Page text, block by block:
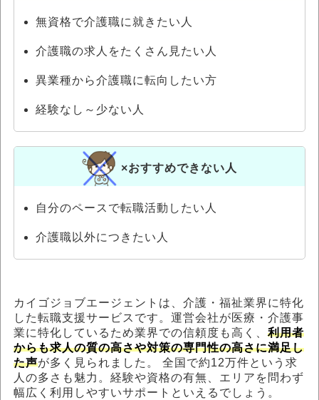
無資格で介護職に就きたい人
介護職の求人をたくさん見たい人
異業種から介護職に転向したい方
経験なし～少ない人
×おすすめできない人
自分のペースで転職活動したい人
介護職以外につきたい人
カイゴジョブエージェントは、介護・福祉業界に特化
した転職支援サービスです。運営会社が医療・介護事
業に特化しているため業界での信頼度も高く、 利用者
からも求人の質の高さや対策の専門性の高さに満足し
た声が多く見られました。 全国で約12万件という求
人の多さも魅力。経験や資格の有無、エリアを問わず
幅広く利用しやすいサポートといえるでしょう。